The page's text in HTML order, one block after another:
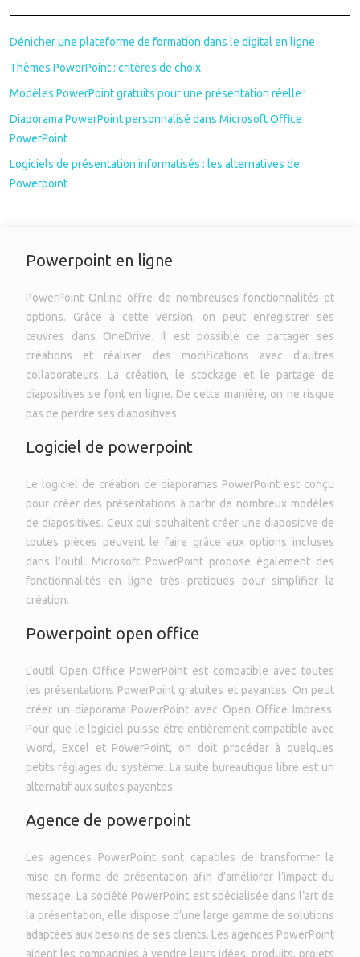
Dénicher une plateforme de formation dans le digital en ligne
Thèmes PowerPoint : critères de choix
Modèles PowerPoint gratuits pour une présentation réelle !
Diaporama PowerPoint personnalisé dans Microsoft Office
PowerPoint
Logiciels de présentation informatisés : les alternatives de
Powerpoint
Powerpoint en ligne
PowerPoint Online offre de nombreuses fonctionnalités et
options. Grâce à cette version, on peut enregistrer ses
œuvres dans OneDrive. Il est possible de partager ses
créations et réaliser des modifications avec d’autres
collaborateurs. La création, le stockage et le partage de
diapositives se font en ligne. De cette manière, on ne risque
pas de perdre ses diapositives.
Logiciel de powerpoint
Le logiciel de création de diaporamas PowerPoint est conçu
pour créer des présentations à partir de nombreux modèles
de diapositives. Ceux qui souhaitent créer une diapositive de
toutes pièces peuvent le faire grâce aux options incluses
dans l’outil. Microsoft PowerPoint propose également des
fonctionnalités en ligne très pratiques pour simplifier la
création.
Powerpoint open office
L’outil Open Office PowerPoint est compatible avec toutes
les présentations PowerPoint gratuites et payantes. On peut
créer un diaporama PowerPoint avec Open Office Impress.
Pour que le logiciel puisse être entièrement compatible avec
Word, Excel et PowerPoint, on doit procéder à quelques
petits réglages du système. La suite bureautique libre est un
alternatif aux suites payantes.
Agence de powerpoint
Les agences PowerPoint sont capables de transformer la
mise en forme de présentation afin d’améliorer l’impact du
message. La société PowerPoint est spécialisée dans l’art de
la présentation, elle dispose d’une large gamme de solutions
adaptées aux besoins de ses clients. Les agences PowerPoint
aident les compagnies à vendre leurs idées, produits, projets